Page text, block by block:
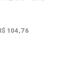
104,76